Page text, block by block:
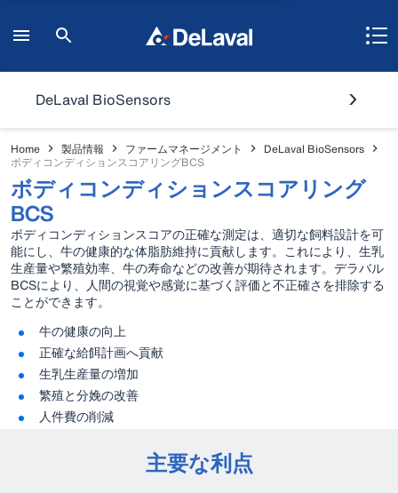
DeLaval BioSensors
Home 製品情報 ファームマネージメント
DeLaval BioSensors
ボディコンディションスコアリングBCS
ボディコンディションスコアリング
BCS
ボディコンディションスコアの正確な測定は、適切な飼料設計を可
能にし、牛の健康的な体脂肪維持に貢献します。これにより、生乳
生産量や繁殖効率、牛の寿命などの改善が期待されます。デラバル
BCSにより、人間の視覚や感覚に基づく評価と不正確さを排除する
ことができます。
牛の健康の向上
正確な給餌計画へ貢献
生乳生産量の増加
繁殖と分娩の改善
人件費の削減
主要な利点